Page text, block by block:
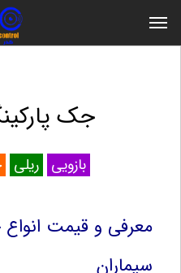
جک
بازویی ریلی
معرفی و قیمت
سیماران